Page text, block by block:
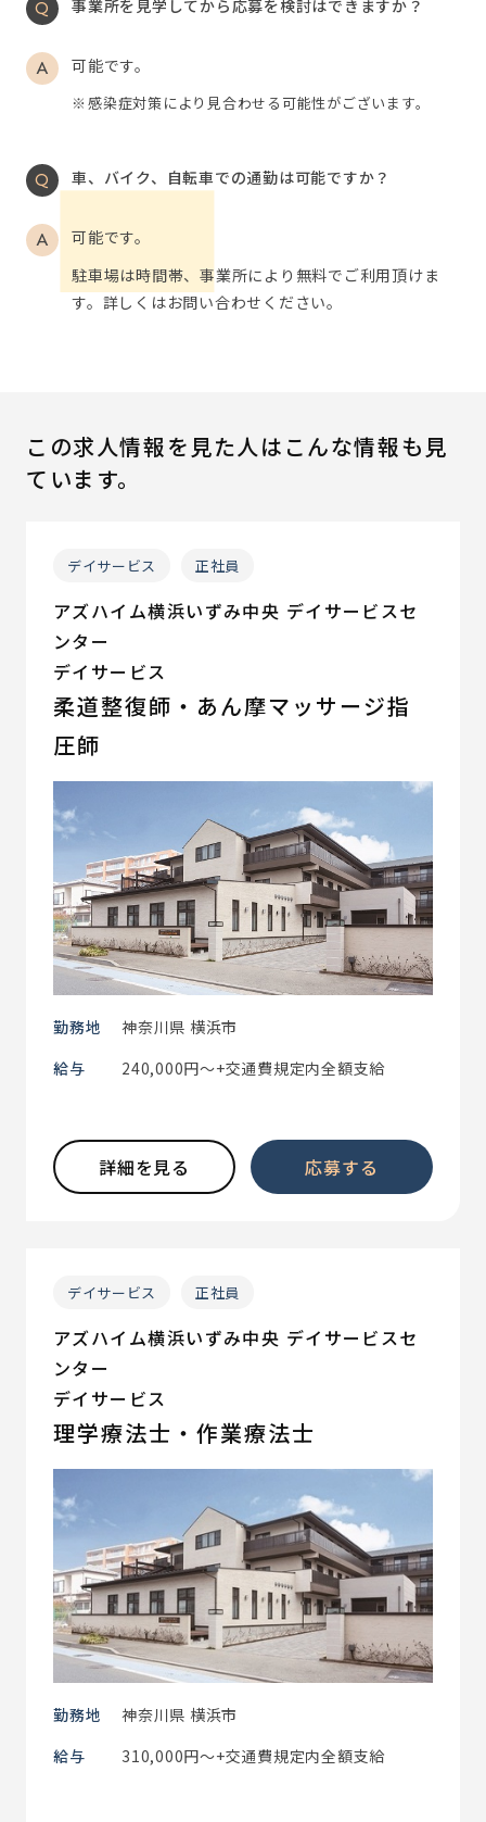
事業所を見学してから応募を検討はできますか？
可能です。
感染症対策により見合わせる可能性がございます。
車、バイク、自転車での通勤は可能ですか？
可能です。
駐車場は時間帯、事業所により無料でご利用頂けま
す。詳しくはお問い合わせください。
この求人情報を見た人はこんな情報も見
ています。
デイサービス 正社員
アズハイム横浜いずみ中央 デイサービスセ
ンター
デイサービス
柔道整復師・あん摩マッサージ指
圧師
勤務地
神奈川県 横浜市
給与
240,000円～+交通費規定内全額支給
詳細を見る 応募する
デイサービス 正社員
アズハイム横浜いずみ中央 デイサービスセ
ンター
デイサービス
理学療法士・作業療法士
勤務地
神奈川県 横浜市
給与
310,000円～+交通費規定内全額支給